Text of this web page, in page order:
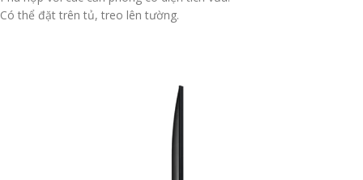
Có thể đặt trên tủ, treo lên tường.